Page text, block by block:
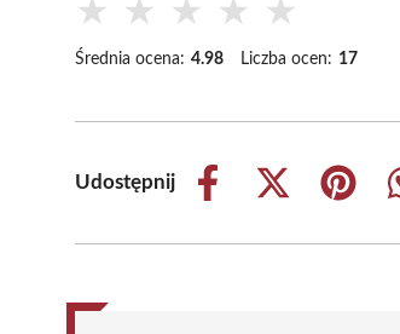
★ ★ ★ ★ ★
Średnia ocena: 4.98 Liczba ocen: 17
Udostępnij
Share
Share
(Twitter)
Share